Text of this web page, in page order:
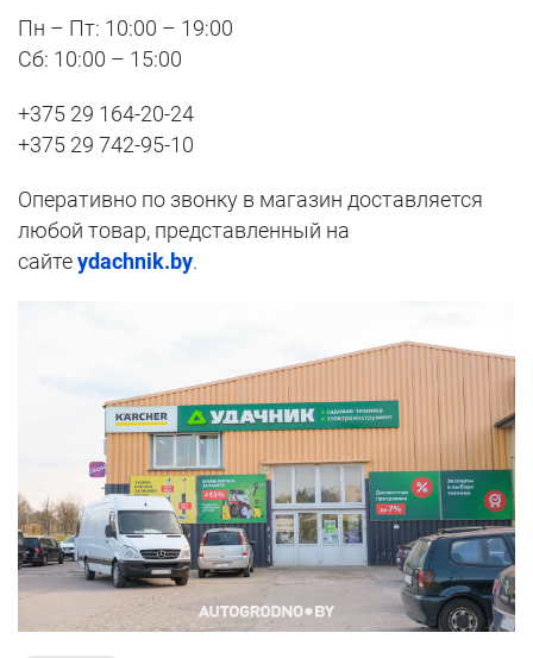
Пн – Пт: 10:00 – 19:00
Сб: 10:00 – 15:00
+375 29 164-20-24
+375 29 742-95-10
Оперативно по звонку в магазин доставляется
любой товар, представленный на
сайтеydachnik.by.